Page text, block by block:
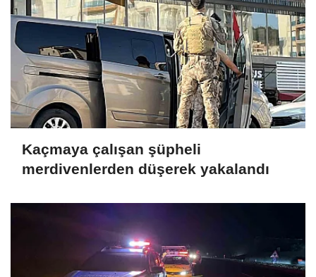
Kaçmaya çalışan şüpheli
merdivenlerden düşerek yakalandı